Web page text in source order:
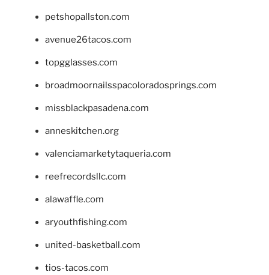
petshopallston.com
avenue26tacos.com
topgglasses.com
broadmoornailsspacoloradosprings.com
missblackpasadena.com
anneskitchen.org
valenciamarketytaqueria.com
reefrecordsllc.com
alawaffle.com
aryouthfishing.com
united-basketball.com
tios-tacos.com